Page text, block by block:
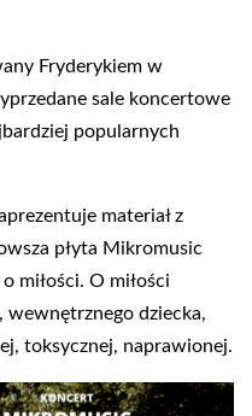
Fryderykiem w
sale koncertowe
popularnych
materiał z
płyta Mikromusic
miłości. O miłości
wewnętrznego dziecka,
toksycznej, naprawionej.